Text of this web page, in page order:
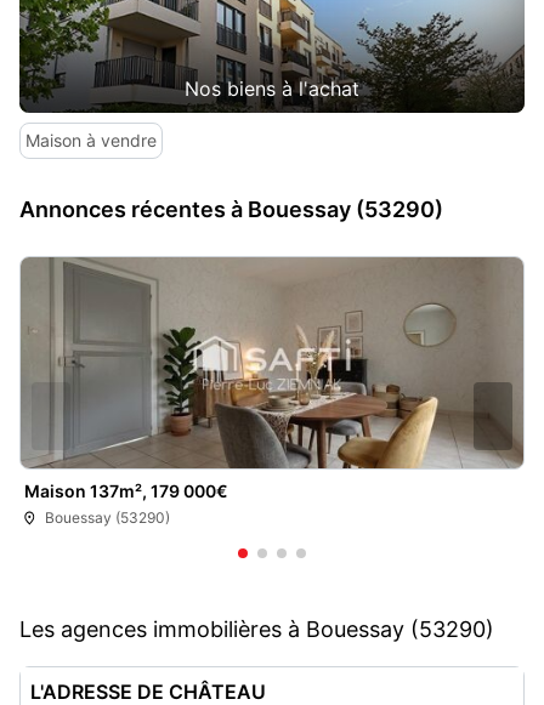
Nos biens à l'achat
Maison à vendre
Annonces récentes à Bouessay (53290)
Maison 137m², 179 000€
Bouessay (53290)
Les agences immobilières à Bouessay (53290)
L'ADRESSE DE CHÂTEAU